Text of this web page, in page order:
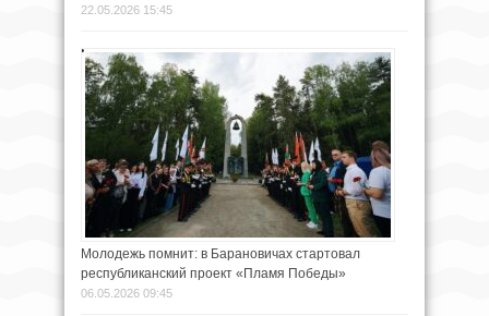
22.05.2026 15:45
Молодежь помнит: в Барановичах стартовал
республиканский проект «Пламя Победы»
06.05.2026 09:45